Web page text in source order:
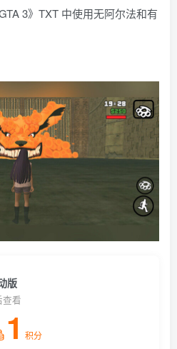
3》TXT 中使用无阿尔法和有
版
查看
1 积分